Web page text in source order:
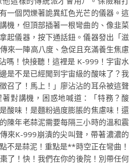
一個閃爍著詭異紅色光芒的儀器。這
機，但頂部插著一根彎曲的、像韭菜
起儀器，按下通話鈕。儀器發出「滋
一陣高八度、急促且充滿養生焦慮
嗎！快接聽！這裡是 K-999！宇宙水
是不是已經聞到宇宙級的酸味了？我
召了！馬上！」廖沾沾的耳朵被這聲
對講機，困惑地喊道：「特務？酸
酸味！是麵粉過度膨脹的焦慮味！還
陳年老蒜泥需要每隔三小時的溫和震
來K-999崩潰的尖叫聲，帶著濃濃的
不是蒜泥！重點是**時空正在彎曲！
了！快！我們在你的後院！別帶任何